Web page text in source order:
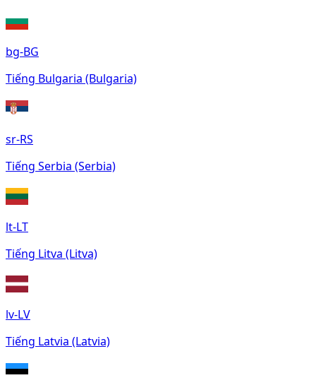
bg-BG
Tiếng Bulgaria (Bulgaria)
sr-RS
Tiếng Serbia (Serbia)
lt-LT
Tiếng Litva (Litva)
lv-LV
Tiếng Latvia (Latvia)